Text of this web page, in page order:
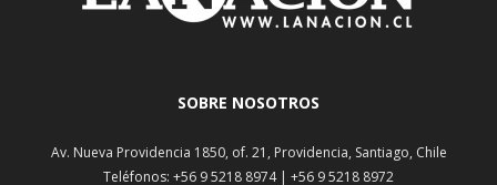
SOBRE NOSOTROS
Av. Nueva Providencia 1850, of. 21, Providencia, Santiago, Chile
Teléfonos: +56 9 5218 8974 | +56 9 5218 8972